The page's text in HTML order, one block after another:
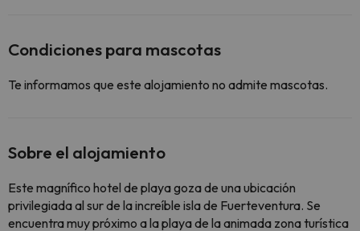
Condiciones para mascotas
Te informamos que este alojamiento no admite mascotas.
Sobre el alojamiento
Este magnífico hotel de playa goza de una ubicación
privilegiada al sur de la increíble isla de Fuerteventura. Se
encuentra muy próximo a la playa de la animada zona turística